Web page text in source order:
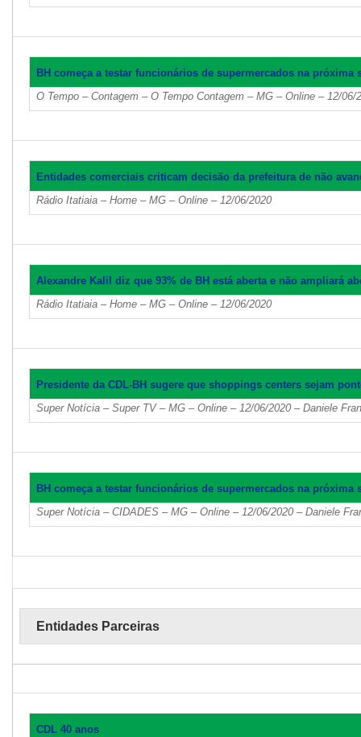
BH começa a testar funcionários de supermercados na próxima
O Tempo – Contagem – O Tempo Contagem – MG – Online – 12/06/
Entidades comerciais criticam decisão da prefeitura de não
Rádio Itatiaia – Home – MG – Online – 12/06/2020
Alexandre Kalil diz que 93% de BH está aberta e não ampliará
Rádio Itatiaia – Home – MG – Online – 12/06/2020
Presidente da CDL-BH sugere que shoppings centers sejam
Super Notícia – Super TV – MG – Online – 12/06/2020 – Daniele
BH começa a testar funcionários de supermercados na próxima
Super Notícia – CIDADES – MG – Online – 12/06/2020 – Daniele
Entidades Parceiras
CDL 40 anos